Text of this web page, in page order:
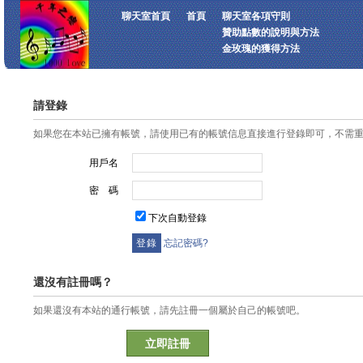
聊天室首頁 首頁
聊天室各項守則
贊助點數的說明與方法
金玫瑰的獲得方法
請登錄
如果您在本站已擁有帳號，請使用已有的帳號信息直接進行登錄即可，不需
用戶名
密 碼
下次自動登錄
忘記密碼?
還沒有註冊嗎？
如果還沒有本站的通行帳號，請先註冊一個屬於自己的帳號吧。
立即註冊